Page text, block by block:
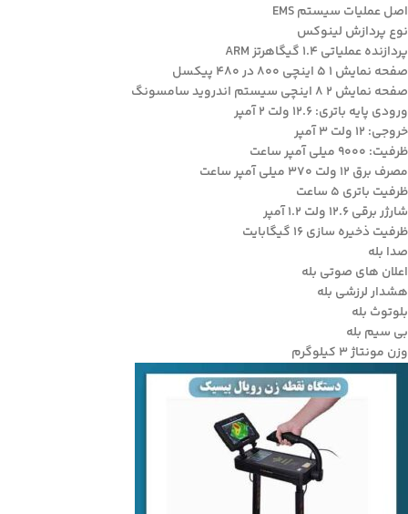
اصل عملیات سیستم EMS
نوع پردازش لینوکس
پردازنده عملیاتی 1.4 گیگاهرتز ARM
صفحه نمایش 1 5 اینچی 800 در 480 پیکسل
صفحه نمایش 2 8 اینچی سیستم اندروید سامسونگ
ورودی پایه باتری: 12.6 ولت 2 آمپر
خروجی: 12 ولت 3 آمپر
ظرفیت: 9000 میلی آمپر ساعت
مصرف برق 12 ولت 370 میلی آمپر ساعت
ظرفیت باتری 5 ساعت
شارژر برقی 12.6 ولت 1.2 آمپر
ظرفیت ذخیره سازی 16 گیگابایت
صدا بله
اعلان های صوتی بله
هشدار لرزشی بله
بلوتوث بله
بی سیم بله
وزن مونتاژ 3 کیلوگرم